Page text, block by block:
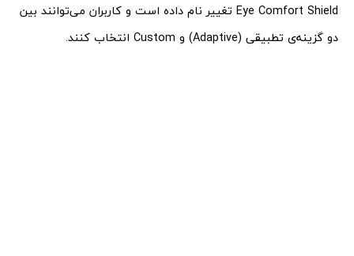
Eye Comfort Shield تغییر نام داده است و کاربران می‌توانند بین
دو گزینه‌ی تطبیقی (Adaptive) و Custom‌ انتخاب کنند.